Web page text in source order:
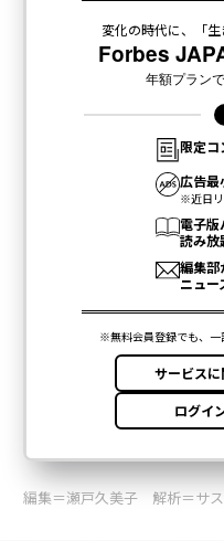
編集＝瀬戸久美子 解析＝サ